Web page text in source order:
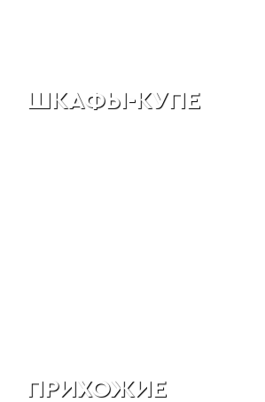
ШКАФЫ-КУПЕ
ПРИХОЖИЕ